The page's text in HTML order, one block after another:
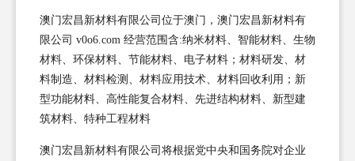
澳门宏昌新材料有限公司位于澳门，澳门宏昌新材料有
限公司 v0o6.com 经营范围含:纳米材料、智能材料、生物
材料、环保材料、节能材料、电子材料；材料研发、材
料制造、材料检测、材料应用技术、材料回收利用；新
型功能材料、高性能复合材料、先进结构材料、新型建
筑材料、特种工程材料
澳门宏昌新材料有限公司将根据党中央和国务院对企业